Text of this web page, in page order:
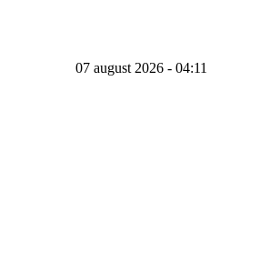
07 august 2026 - 04:11